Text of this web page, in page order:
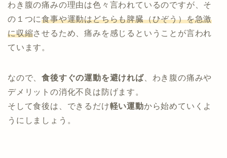
わき腹の痛みの理由は色々言われているのですが、そ
の１つに食事や運動はどちらも脾臓（ひぞう）を急激
に収縮させるため、痛みを感じるということが言われ
ています。
なので、食後すぐの運動を避ければ、わき腹の痛みや
デメリットの消化不良は防げます。
そして食後は、できるだけ軽い運動から始めていくよ
うにしましょう。